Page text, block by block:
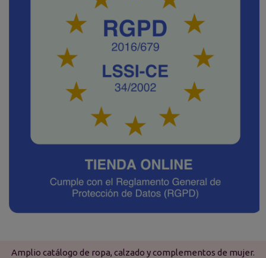
Amplio catálogo de ropa, calzado y complementos de mujer.